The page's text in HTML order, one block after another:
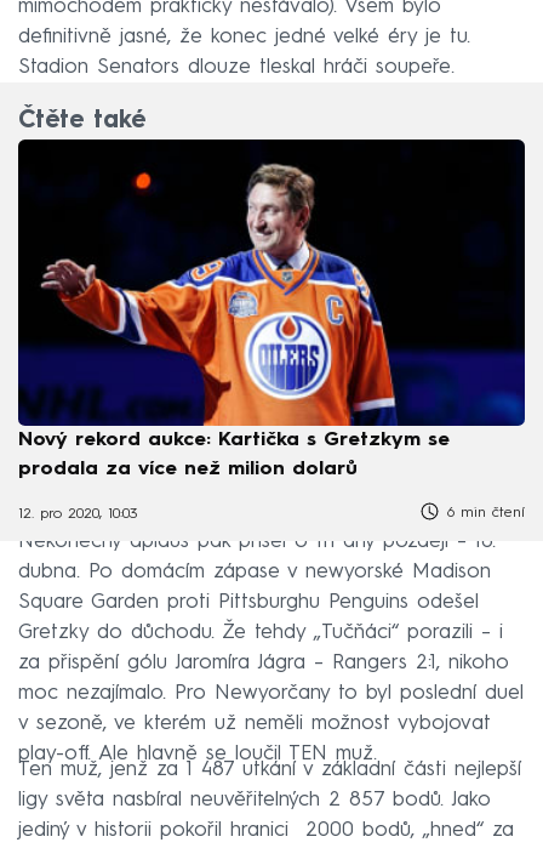
mimochodem prakticky nestávalo). Všem bylo
definitivně jasné, že konec jedné velké éry je tu.
Stadion Senators dlouze tleskal hráči soupeře.
Čtěte také
Nový rekord aukce: Kartička s Gretzkym se
prodala za více než milion dolarů
12. pro 2020, 10:03 6 min čtení
Nekonečný aplaus pak přišel o tři dny později – 18.
dubna. Po domácím zápase v newyorské Madison
Square Garden proti Pittsburghu Penguins odešel
Gretzky do důchodu. Že tehdy „Tučňáci“ porazili – i
za přispění gólu Jaromíra Jágra – Rangers 2:1, nikoho
moc nezajímalo. Pro Newyorčany to byl poslední duel
v sezoně, ve kterém už neměli možnost vybojovat
play-off. Ale hlavně se loučil TEN muž.
Ten muž, jenž za 1 487 utkání v základní části nejlepší
ligy světa nasbíral neuvěřitelných 2 857 bodů. Jako
jediný v historii pokořil hranici 2000 bodů, „hned“ za